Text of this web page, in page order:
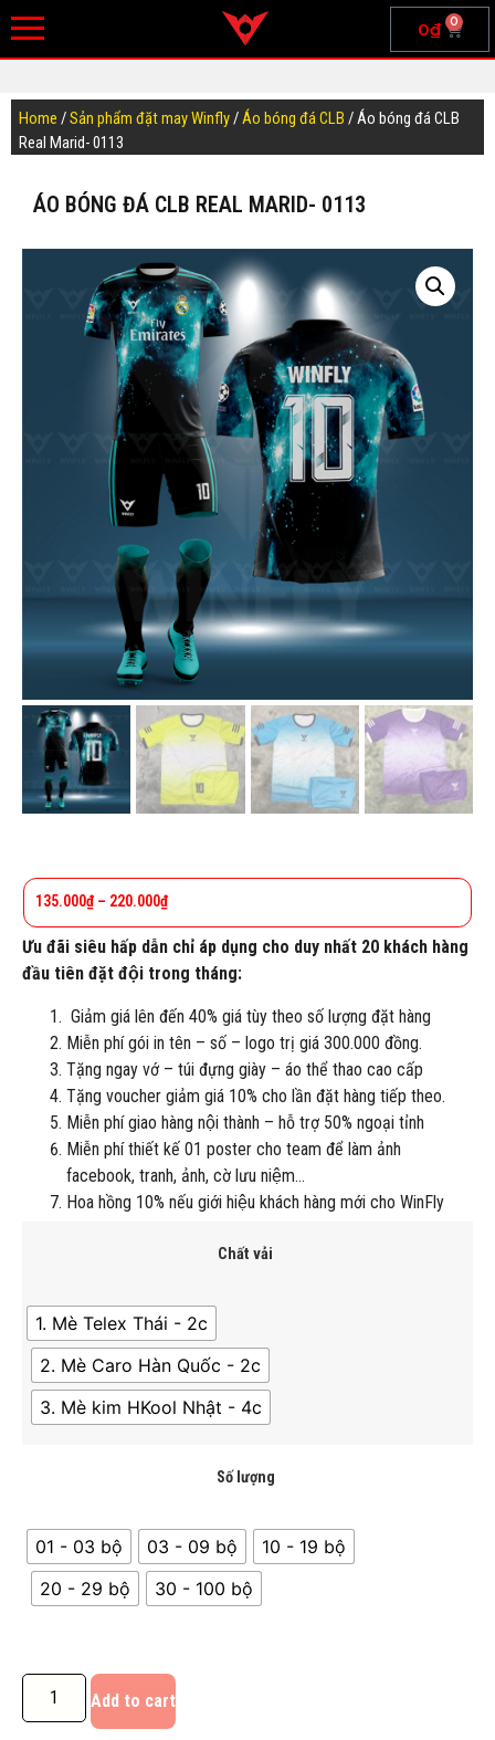
0₫ 0
Home /Sản phẩm đặt may Winfly/Áo bóng đá CLB / Áo bóng đá CLB
Real Marid- 0113
ÁO BÓNG ĐÁ CLB REAL MARID- 0113
135.000₫ – 220.000₫
Ưu đãi siêu hấp dẫn chỉ áp dụng cho duy nhất 20 khách hàng
đầu tiên đặt đội trong tháng:
Giảm giá lên đến 40% giá tùy theo số lượng đặt hàng
Miễn phí gói in tên – số – logo trị giá 300.000 đồng.
Tặng ngay vớ – túi đựng giày – áo thể thao cao cấp
Tặng voucher giảm giá 10% cho lần đặt hàng tiếp theo.
Miễn phí giao hàng nội thành – hỗ trợ 50% ngoại tỉnh
Miễn phí thiết kế 01 poster cho team để làm ảnh
facebook, tranh, ảnh, cờ lưu niệm…
Hoa hồng 10% nếu giới hiệu khách hàng mới cho WinFly
Chất vải
1. Mè Telex Thái - 2c
2. Mè Caro Hàn Quốc - 2c
3. Mè kim HKool Nhật - 4c
Số lượng
01 - 03 bộ 03 - 09 bộ
10 - 19 bộ
20 - 29 bộ
30 - 100 bộ
Add to cart